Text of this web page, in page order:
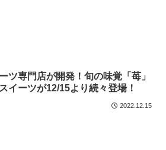
ツ専門店が開発！旬の味覚「苺」
イーツが12/15より続々登場！
2022.12.15